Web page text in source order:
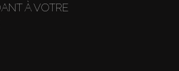
À VOTRE